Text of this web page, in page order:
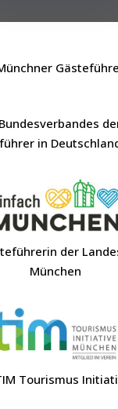
in
der
München
Tourismus